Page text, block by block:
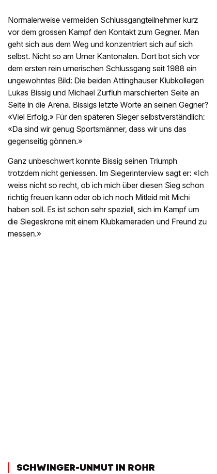
Normalerweise vermeiden Schlussgangteilnehmer kurz
vor dem grossen Kampf den Kontakt zum Gegner. Man
geht sich aus dem Weg und konzentriert sich auf sich
selbst. Nicht so am Urner Kantonalen. Dort bot sich vor
dem ersten rein urnerischen Schlussgang seit 1988 ein
ungewohntes Bild: Die beiden Attinghauser Klubkollegen
Lukas Bissig und Michael Zurfluh marschierten Seite an
Seite in die Arena. Bissigs letzte Worte an seinen Gegner?
«Viel Erfolg.» Für den späteren Sieger selbstverständlich:
«Da sind wir genug Sportsmänner, dass wir uns das
gegenseitig gönnen.»
Ganz unbeschwert konnte Bissig seinen Triumph
trotzdem nicht geniessen. Im Siegerinterview sagt er: «Ich
weiss nicht so recht, ob ich mich über diesen Sieg schon
richtig freuen kann oder ob ich noch Mitleid mit Michi
haben soll. Es ist schon sehr speziell, sich im Kampf um
die Siegeskrone mit einem Klubkameraden und Freund zu
messen.»
SCHWINGER-UNMUT IN ROHR